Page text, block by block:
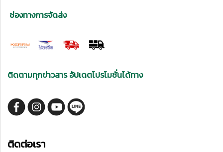
ช่องทางการจัดส่ง
ติดตามทุกข่าวสาร อัปเดตโปรโมชั่นได้ทาง
ติดต่อเรา